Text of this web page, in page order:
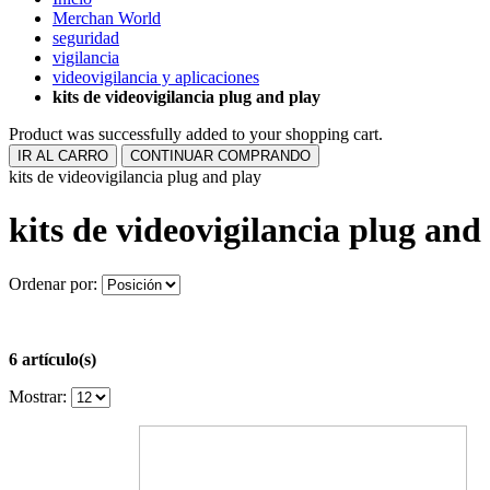
Merchan World
seguridad
vigilancia
videovigilancia y aplicaciones
kits de videovigilancia plug and play
Product was successfully added to your shopping cart.
IR AL CARRO CONTINUAR COMPRANDO
kits de videovigilancia plug and play
kits de videovigilancia plug
Ordenar por:
6 artículo(s)
Mostrar: